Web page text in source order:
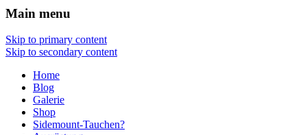
Main menu
Skip to primary content
Skip to secondary content
Home
Blog
Galerie
Shop
Sidemount-Tauchen?